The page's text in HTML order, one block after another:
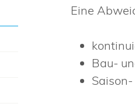
Eine
Bau-